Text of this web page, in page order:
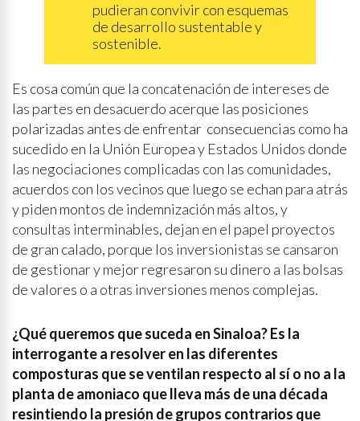
pudieran convivir con esquemas
de desarrollo sustentable y
sostenible.
Es cosa común que la concatenación de intereses de
las partes en desacuerdo acerque las posiciones
polarizadas antes de enfrentar consecuencias como ha
sucedido en la Unión Europea y Estados Unidos donde
las negociaciones complicadas con las comunidades,
acuerdos con los vecinos que luego se echan para atrás
y piden montos de indemnización más altos, y
consultas interminables, dejan en el papel proyectos
de gran calado, porque los inversionistas se cansaron
de gestionar y mejor regresaron su dinero a las bolsas
de valores o a otras inversiones menos complejas.
¿Qué queremos que suceda en Sinaloa? Es la
interrogante a resolver en las diferentes
composturas que se ventilan respecto al sí o no a la
planta de amoniaco que lleva más de una década
resintiendo la presión de grupos contrarios que